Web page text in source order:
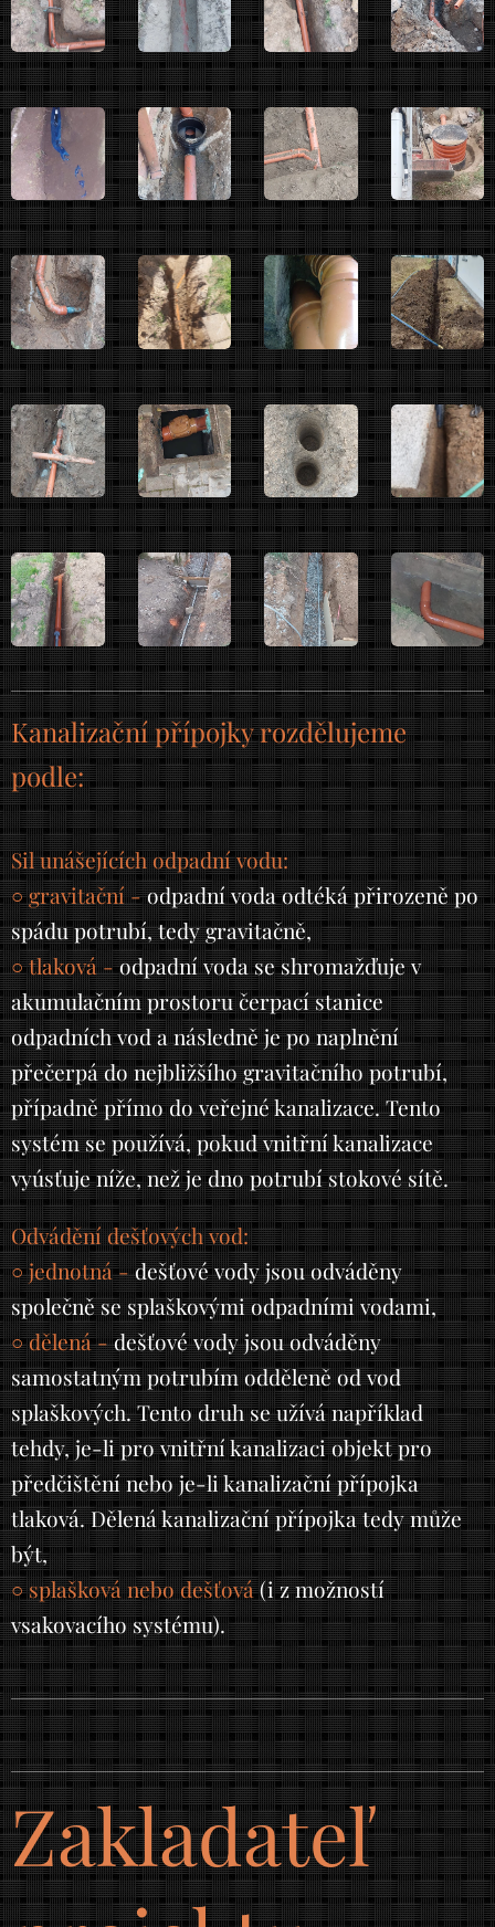
Kanalizační přípojky rozdělujeme
podle:
Sil unášejících odpadní vodu:
○ gravitační -odpadní voda odtéká přirozeně po
spádu potrubí, tedy gravitačně,
○ tlaková -odpadní voda se shromažďuje v
akumulačním prostoru čerpací stanice
odpadních vod a následně je po naplnění
přečerpá do nejbližšího gravitačního potrubí,
případně přímo do veřejné kanalizace. Tento
systém se používá, pokud vnitřní kanalizace
vyúsťuje níže, než je dno potrubí stokové sítě.
Odvádění dešťových vod:
○ jednotná -dešťové vody jsou odváděny
společně se splaškovými odpadními vodami,
○ dělená -dešťové vody jsou odváděny
samostatným potrubím odděleně od vod
splaškových. Tento druh se užívá například
tehdy, je-li pro vnitřní kanalizaci objekt pro
předčištění nebo je-li kanalizační přípojka
tlaková. Dělená kanalizační přípojka tedy může
být,
○ splašková nebo dešťová(i z možností
vsakovacího systému).
Zakladateľ